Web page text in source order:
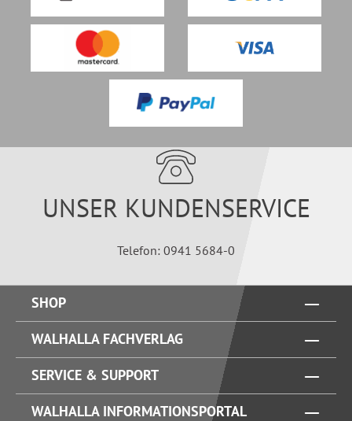
UNSER KUNDENSERVICE
Telefon: 0941 5684-0
SHOP
WALHALLA FACHVERLAG
SERVICE & SUPPORT
WALHALLA INFORMATIONSPORTAL